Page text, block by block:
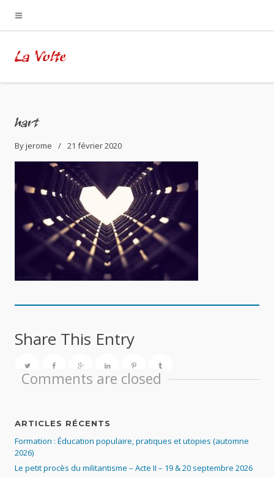
La Volte
hart
Byjerome 21 février 2020
Share This Entry
Comments are closed
ARTICLES RÉCENTS
Formation : Éducation populaire, pratiques et utopies (automne
2026)
Le petit procès du militantisme – Acte II – 19 & 20 septembre 2026